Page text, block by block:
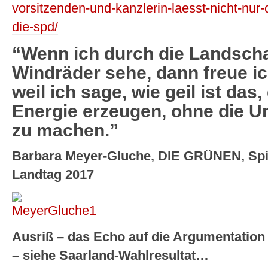
vorsitzenden-und-kanzlerin-laesst-nicht-
die-spd/
“Wenn ich durch die
Windräder sehe, dann freue
weil ich sage, wie geil ist
Energie erzeugen, ohne die
zu machen.”
Barbara Meyer-Gluche, DIE GRÜNEN,
Landtag 2017
Ausriß – das Echo auf die
– siehe Saarland-Wahlresultat…